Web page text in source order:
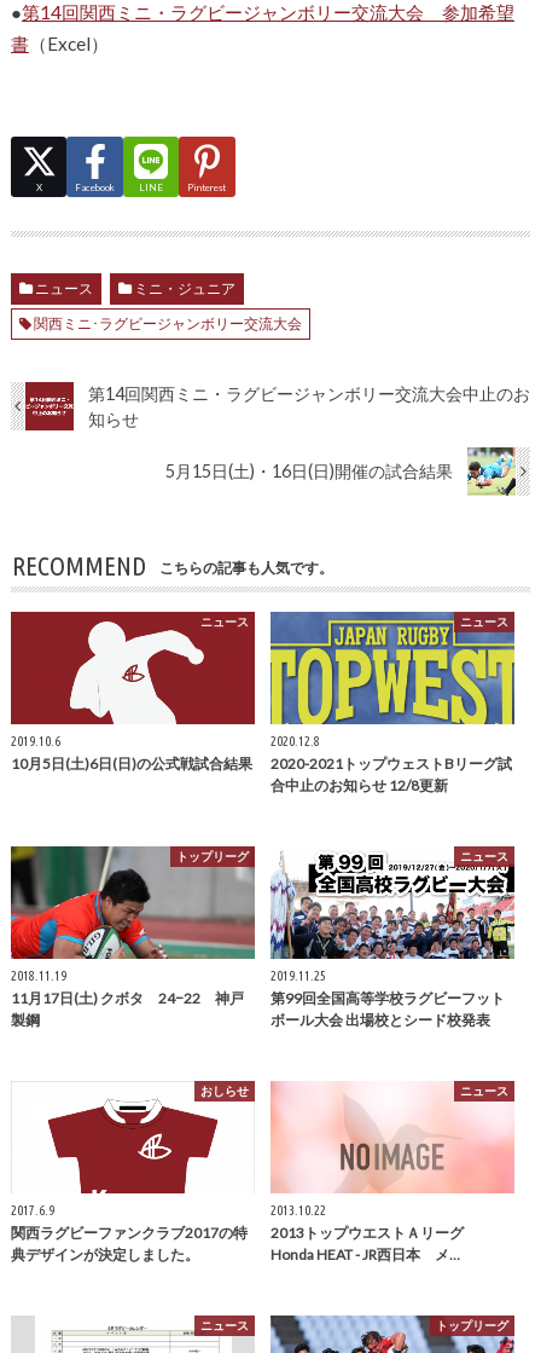
●第14回関西ミニ・ラグビージャンボリー交流大会 参加希望
書（Excel）
X Facebook LINE Pinterest
ニュース
ミニ・ジュニア
関西ミニ･ラグビージャンボリー交流大会
第14回関西ミニ・ラグビージャンボリー交流大会中止のお
知らせ
5月15日(土)・16日(日)開催の試合結果
RECOMMEND こちらの記事も人気です。
ニュース
2019.10.6
10月5日(土)6日(日)の公式戦試合結果
ニュース
2020.12.8
2020-2021トップウェストBリーグ試
合中止のお知らせ 12/8更新
トップリーグ
2018.11.19
11月17日(土) クボタ 24−22 神戸
製鋼
ニュース
2019.11.25
第99回全国高等学校ラグビーフット
ボール大会 出場校とシード校発表
おしらせ
2017.6.9
関西ラグビーファンクラブ2017の特
典デザインが決定しました。
ニュース
2013.10.22
2013トップウエストＡリーグ
Honda HEAT - JR西日本 メ…
ニュース トップリーグ